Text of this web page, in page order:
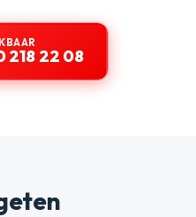
218 22 08